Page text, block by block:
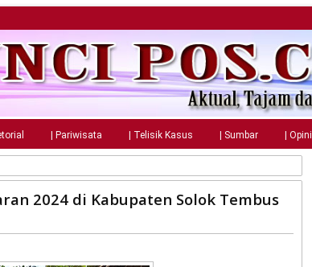
| Pariwisata | Telisik Kasus | Sumbar | Opini
2024 di Kabupaten Solok Tembus